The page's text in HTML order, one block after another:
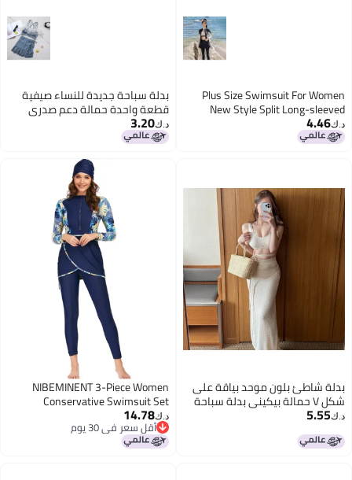
Plus Size Swimsuit For Women
New Style Split Long-sleeved
Pants Sun Protection Conservative
Surfing Snorkeling Jellyfish Diving
د.ك‏4.46
بدلة سباحة جديدة للنساء صيفية
قطعة واحدة حمالة دعم صدري
صغير دعم فولاذي مظهر أنيق
يغطي البطن نحيف مثير بدلة سباحة
د.ك‏3.20
بدلة شاطئ بلون موحد بياقة على
شكل V حمالة بيكيني بدلة سباحة
شق الفخذ بلوزة بيكيني
د.ك‏5.55
NIBEMINENT 3-Piece Women
Conservative Swimsuit Set
Muslim Sun Protection Swimwear
Swimming Trousers Ladies
Beachwear Skirt Bikini Arab Dress
د.ك‏14.78
أقل سعر في 30 يوم
أقل سعر في 30 يوم